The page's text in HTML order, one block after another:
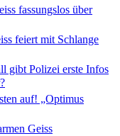
fassungslos über
feiert mit Schlange
gibt Polizei erste Infos
auf! „Optimus
Geiss